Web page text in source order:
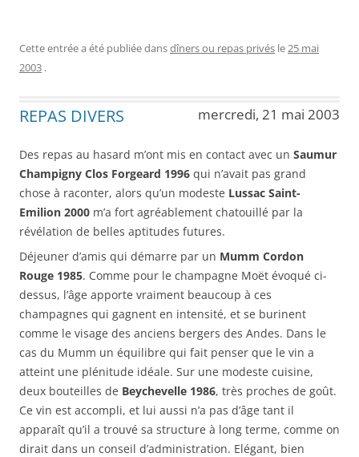
Cette entrée a été publiée dansdîners ou repas privés le25 mai
2003 .
REPAS DIVERS mercredi, 21 mai 2003
Des repas au hasard m’ont mis en contact avec un Saumur
Champigny Clos Forgeard 1996 qui n’avait pas grand
chose à raconter, alors qu’un modeste Lussac Saint-
Emilion 2000 m’a fort agréablement chatouillé par la
révélation de belles aptitudes futures.
Déjeuner d’amis qui démarre par un Mumm Cordon
Rouge 1985. Comme pour le champagne Moët évoqué ci-
dessus, l’âge apporte vraiment beaucoup à ces
champagnes qui gagnent en intensité, et se burinent
comme le visage des anciens bergers des Andes. Dans le
cas du Mumm un équilibre qui fait penser que le vin a
atteint une plénitude idéale. Sur une modeste cuisine,
deux bouteilles de Beychevelle 1986, très proches de goût.
Ce vin est accompli, et lui aussi n’a pas d’âge tant il
apparaît qu’il a trouvé sa structure à long terme, comme on
dirait dans un conseil d’administration. Elégant, bien